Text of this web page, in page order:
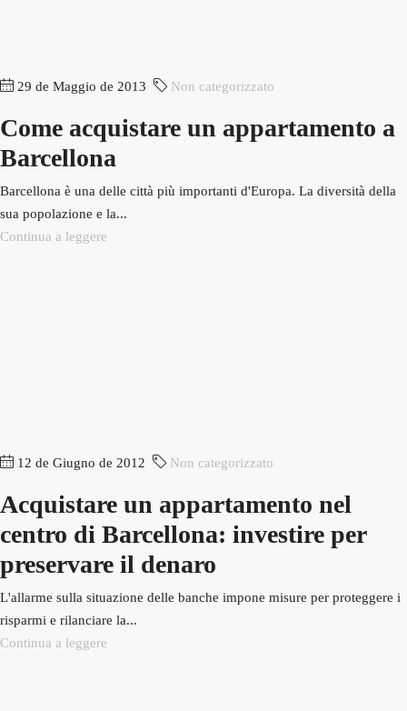
29 de Maggio de 2013 Non categorizzato
Come acquistare un appartamento a
Barcellona
Barcellona è una delle città più importanti d'Europa. La diversità della
sua popolazione e la...
Continua a leggere
12 de Giugno de 2012 Non categorizzato
Acquistare un appartamento nel
centro di Barcellona: investire per
preservare il denaro
L'allarme sulla situazione delle banche impone misure per proteggere i
risparmi e rilanciare la...
Continua a leggere